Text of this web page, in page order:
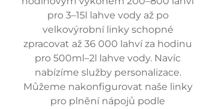
pro 3–15l lahve vody až po
velkovýrobní linky schopné
zpracovat až 36 000 lahví za hodinu
pro 500ml–2l lahve vody. Navíc
nabízíme služby personalizace.
Můžeme nakonfigurovat naše linky
pro plnění nápojů podle